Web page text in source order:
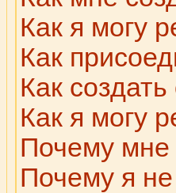
Как я могу
Как
Как
Как я могу
Почему
Почему я не